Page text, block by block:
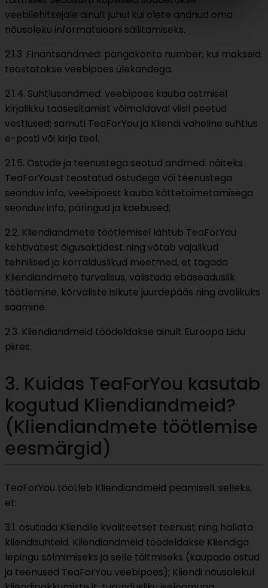
veebilehitsejale ainult juhul kui olete andnud oma
nõusoleku informatsiooni säilitamiseks.
2.1.3. Finantsandmed: pangakonto number, kui makseid
teostatakse veebipoes ülekandega.
2.1.4. Suhtlusandmed: veebipoes kauba ostmisel
kirjalikku taasesitamist võimaldaval viisil peetud
vestlused; samuti TeaForYou ja Kliendi vaheline suhtlus
e-posti või kirja teel.
2.1.5. Ostude ja teenustega seotud andmed: näiteks
TeaForYoust teostatud ostudega või teenustega
seonduv info, veebipoest kauba kättetoimetamisega
seonduv info, päringud ja kaebused;
2.2. Kliendiandmete töötlemisel lähtub TeaForYou
kehtivatest õigusaktidest ning võtab vajalikud
tehnilised ja korralduslikud meetmed, et tagada
Kliendiandmete turvalisus, välistada ebaseaduslik
töötlemine, kõrvaliste isikute juurdepääs ning avalikuks
saamine.
2.3. Kliendiandmeid töödeldakse ainult Euroopa Liidu
piires.
3. Kuidas TeaForYou kasutab
kogutud Kliendiandmeid?
(Kliendiandmete töötlemise
eesmärgid)
TeaForYou töötleb Kliendiandmeid peamiselt selleks,
et:
3.1. osutada Kliendile kvaliteetset teenust ning hallata
kliendisuhteid. Kliendiandmeid töödeldakse Kliendiga
lepingu sõlmimiseks ja selle täitmiseks (kaupade ostud
ja teenused TeaForYou veebipoes); Kliendi nõusolekul